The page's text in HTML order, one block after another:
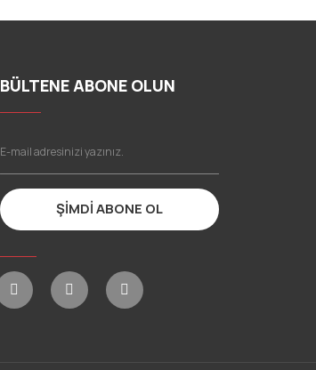
BÜLTENE ABONE OLUN
ŞİMDİ ABONE OL